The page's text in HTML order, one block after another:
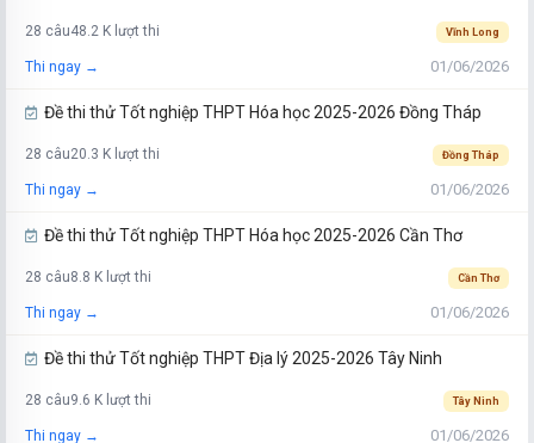
28 câu48.2 K lượt thi Vĩnh Long
Thi ngay → 01/06/2026
Đề thi thử Tốt nghiệp THPT Hóa học 2025-2026 Đồng Tháp
28 câu20.3 K lượt thi Đồng Tháp
Thi ngay → 01/06/2026
Đề thi thử Tốt nghiệp THPT Hóa học 2025-2026 Cần Thơ
28 câu8.8 K lượt thi Cần Thơ
Thi ngay → 01/06/2026
Đề thi thử Tốt nghiệp THPT Địa lý 2025-2026 Tây Ninh
28 câu9.6 K lượt thi Tây Ninh
Thi ngay → 01/06/2026